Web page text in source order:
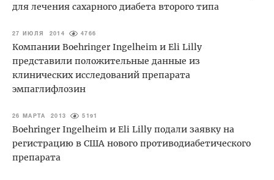
для лечения сахарного диабета второго типа
27 ИЮЛЯ 2014 4766
Компании Boehringer Ingelheim и Eli Lilly
представили положительные данные из
клинических исследований препарата
эмпаглифлозин
26 МАРТА 2013 5191
Boehringer Ingelheim и Eli Lilly подали заявку на
регистрацию в США нового противодиабетического
препарата